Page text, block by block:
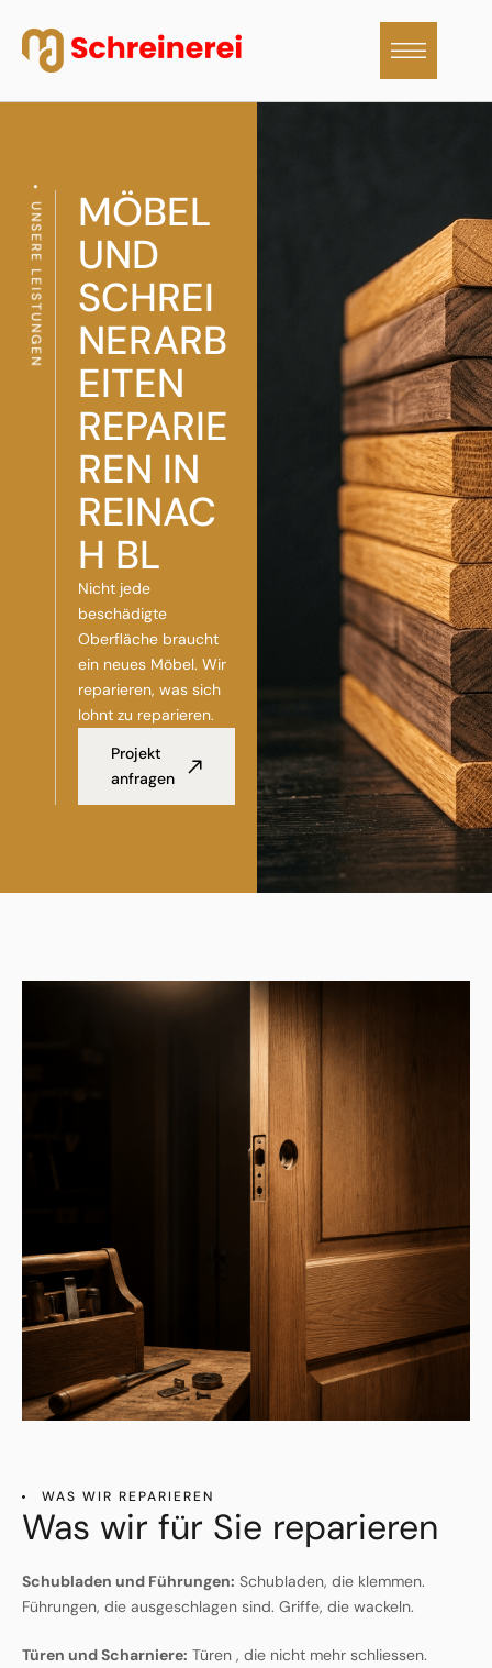
UNSERE LEISTUNGEN
MÖBEL
UND
SCHREI
NERARB
EITEN
REPARIE
REN IN
REINAC
H BL
Nicht jede
beschädigte
Oberfläche braucht
ein neues Möbel. Wir
reparieren, was sich
lohnt zu reparieren.
Projekt
anfragen
WAS WIR REPARIEREN
Was wir für Sie reparieren
Schubladen und Führungen: Schubladen, die klemmen.
Führungen, die ausgeschlagen sind. Griffe, die wackeln.
Türen und Scharniere: Türen , die nicht mehr schliessen.